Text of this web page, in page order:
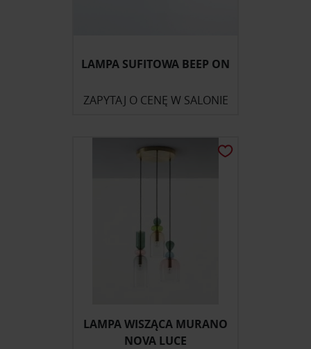
LAMPA SUFITOWA BEEP ON
ZAPYTAJ O CENĘ W SALONIE
LAMPA WISZĄCA MURANO
NOVA LUCE